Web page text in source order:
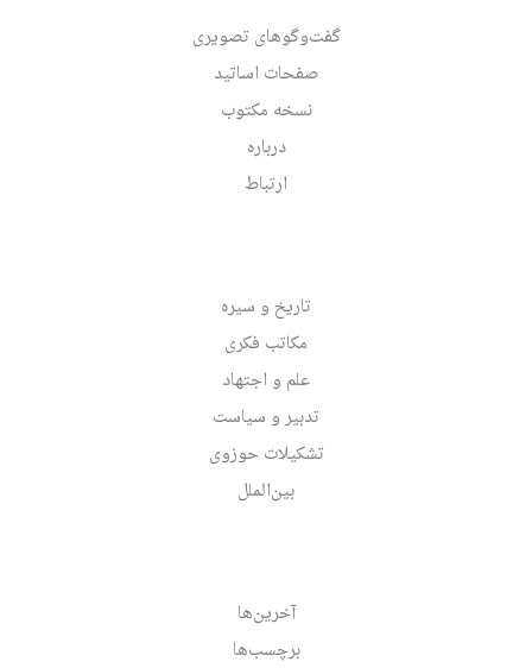
گفت‌وگوهای تصویری
صفحات اساتید
نسخه مکتوب
درباره
ارتباط
تاریخ و سیره
مکاتب فکری
علم و اجتهاد
تدبیر و سیاست
تشکیلات حوزوی
بین‌الملل
آخرین‌ها
برچسب‌ها